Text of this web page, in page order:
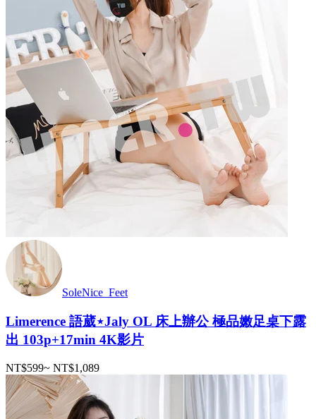
SoleNice_Feet
Limerence 語葳⋆Jaly OL 床上辦公 極品嫩足桌下露
出 103p+17min 4K影片
NT$599~ NT$1,089